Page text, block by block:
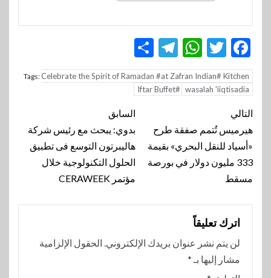
Facebook
Twitter
WhatsApp
Telegram
Tags:Celebrate the Spirit of Ramadan #at Zafran Indian# Kitchen
Iftar Buffet# wasalah 'iiqtisadia
تنقل
المقالة
السابق
بدوي: يبحث مع رئيس شركة
هاليبرتون التوسع فى تطبيق
الحلول التكنولوجية خلال
مؤتمر CERAWEEK
التالي
هيرميس تُتمم صفقة طرح
«أسياد للنقل البحري» بقيمة
333 مليون دولار في بورصة
مسقط
اترك تعليقاً
لن يتم نشر عنوان بريدك الإلكتروني. الحقول الإلزامية
مشار إليها بـ *